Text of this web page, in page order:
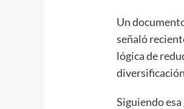
Un
señaló
lógica de
Siguiendo